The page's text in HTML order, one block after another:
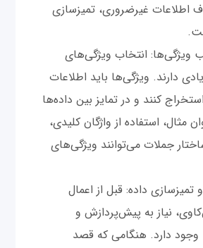
اطلاعات غیرضروری، تمیزسازی
ویژگی‌ها: انتخاب ویژگی‌های
دارند. ویژگی‌ها باید اطلاعات
کنند و در تمایز بین داده‌ها
مثال، استفاده از واژگان کلیدی،
جملات می‌توانند ویژگی‌های
داده: قبل از اعمال
نیاز به پیش‌پردازش و
وجود دارد. هنگامی که قصد